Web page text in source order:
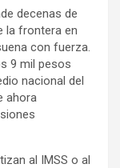
decenas de
la frontera en
con fuerza.
9 mil pesos
nacional del
ahora
al IMSS o al